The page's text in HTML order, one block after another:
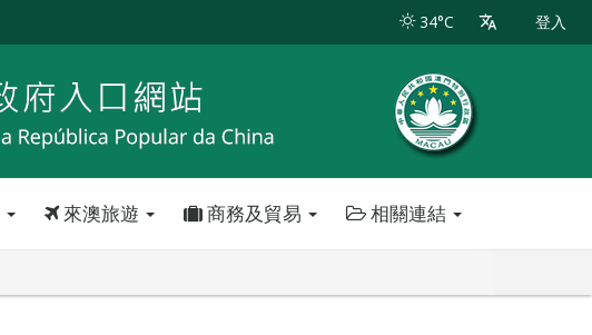
34°C 登入
來澳旅遊 商務及貿易 相關連結